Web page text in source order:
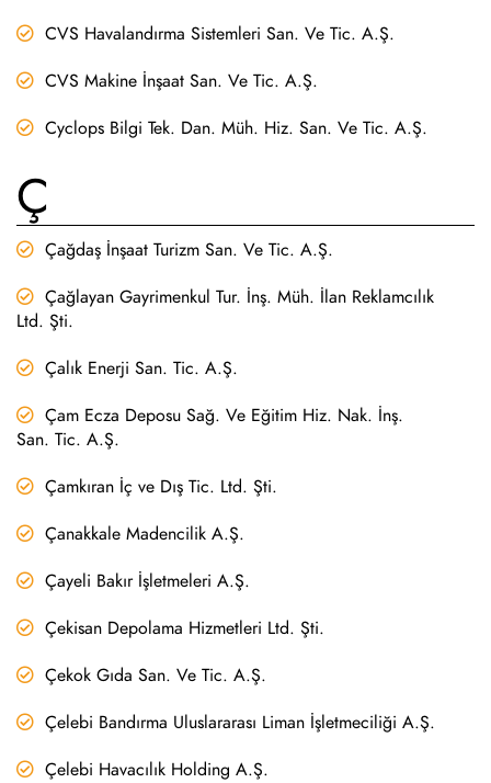
CVS Havalandırma Sistemleri San. Ve Tic. A.Ş.
CVS Makine İnşaat San. Ve Tic. A.Ş.
Cyclops Bilgi Tek. Dan. Müh. Hiz. San. Ve Tic. A.Ş.
Ç
Çağdaş İnşaat Turizm San. Ve Tic. A.Ş.
Çağlayan Gayrimenkul Tur. İnş. Müh. İlan Reklamcılık
Ltd. Şti.
Çalık Enerji San. Tic. A.Ş.
Çam Ecza Deposu Sağ. Ve Eğitim Hiz. Nak. İnş.
San. Tic. A.Ş.
Çamkıran İç ve Dış Tic. Ltd. Şti.
Çanakkale Madencilik A.Ş.
Çayeli Bakır İşletmeleri A.Ş.
Çekisan Depolama Hizmetleri Ltd. Şti.
Çekok Gıda San. Ve Tic. A.Ş.
Çelebi Bandırma Uluslararası Liman İşletmeciliği A.Ş.
Çelebi Havacılık Holding A.Ş.